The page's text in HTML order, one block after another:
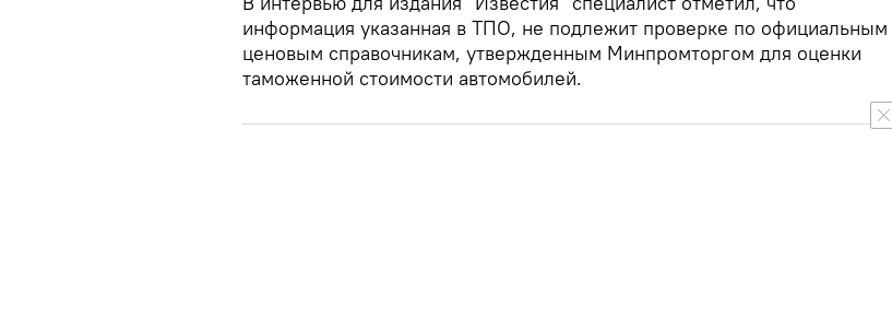
информация указанная в ТПО, не подлежит проверке по официальным
ценовым справочникам, утвержденным Минпромторгом для оценки
таможенной стоимости автомобилей.